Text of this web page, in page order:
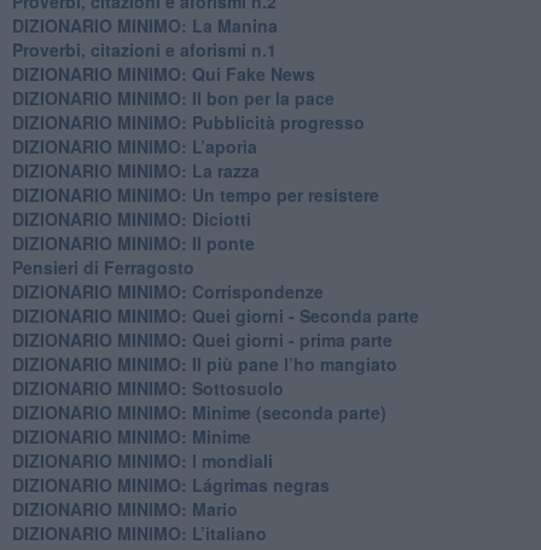
DIZIONARIO MINIMO: La Manina
​Proverbi, citazioni e aforismi n.1
DIZIONARIO MINIMO: Qui Fake News
DIZIONARIO MINIMO: ​Il bon per la pace
DIZIONARIO MINIMO: Pubblicità progresso
DIZIONARIO MINIMO: L’aporìa
DIZIONARIO MINIMO: La razza
DIZIONARIO MINIMO: Un tempo per resistere
DIZIONARIO MINIMO: Diciotti
DIZIONARIO MINIMO: Il ponte
Pensieri di Ferragosto
DIZIONARIO MINIMO: Corrispondenze
DIZIONARIO MINIMO: Quei giorni - Seconda parte
DIZIONARIO MINIMO: Quei giorni - prima parte
DIZIONARIO MINIMO: Il più pane l’ho mangiato
DIZIONARIO MINIMO: Sottosuolo
DIZIONARIO MINIMO: Minime (seconda parte)
DIZIONARIO MINIMO: Minime
DIZIONARIO MINIMO: ​I mondiali
DIZIONARIO MINIMO: ​Lágrimas negras
DIZIONARIO MINIMO: Mario
DIZIONARIO MINIMO: L’italiano